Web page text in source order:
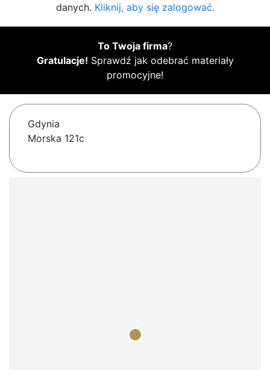
danych. Kliknij, aby się zalogować.
To Twoja firma?
Gratulacje! Sprawdź jak odebrać materiały
promocyjne!
Gdynia
Morska 121c